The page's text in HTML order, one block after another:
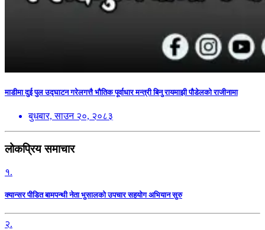
माडीमा दुई पुल उद्घाटन गरेलगत्तै भौतिक पूर्वाधार मन्त्री बिनु रायमाझी पौडेलको राजीनामा
बुधबार, साउन २०, २०८३
लोकप्रिय समाचार
१.
क्यान्सर पीडित बामपन्थी नेता भुसालकाे उपचार सहयोग अभियान सुरु
२.